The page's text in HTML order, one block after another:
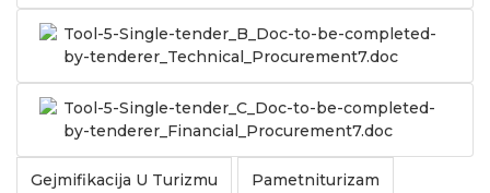
Tool-5-Single-tender_B_Doc-to-be-completed-
by-tenderer_Technical_Procurement7.doc
Tool-5-Single-tender_C_Doc-to-be-completed-
by-tenderer_Financial_Procurement7.doc
Gejmifikacija U Turizmu Pametniturizam